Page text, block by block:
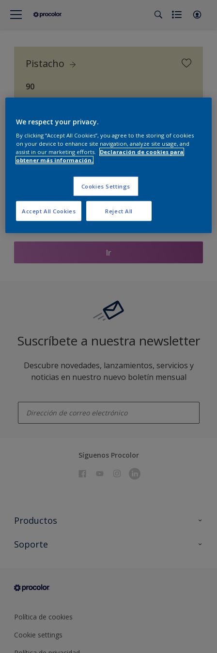
Pistacho
90
Procolor Selección (Procolor Interior)
Encontrar productos de este color
Ir
Suscríbete a nuestra newsletter
Descubre novedades, lanzamientos, servicios y
noticias en nuestro nuevo boletín mensual
Síguenos Procolor
Productos
Todos los productos
Condiciones generales de venta
Soporte
Sobre Procolor
Política de cookies
Cookie settings
We respect your privacy.
By clicking “Accept All Cookies”, you agree to the storing of cookies
on your device to enhance site navigation, analyze site usage, and
assist in our marketing efforts.
Declaración de cookies para
obtener más información.
Cookies Settings
Reject All
Accept All Cookies